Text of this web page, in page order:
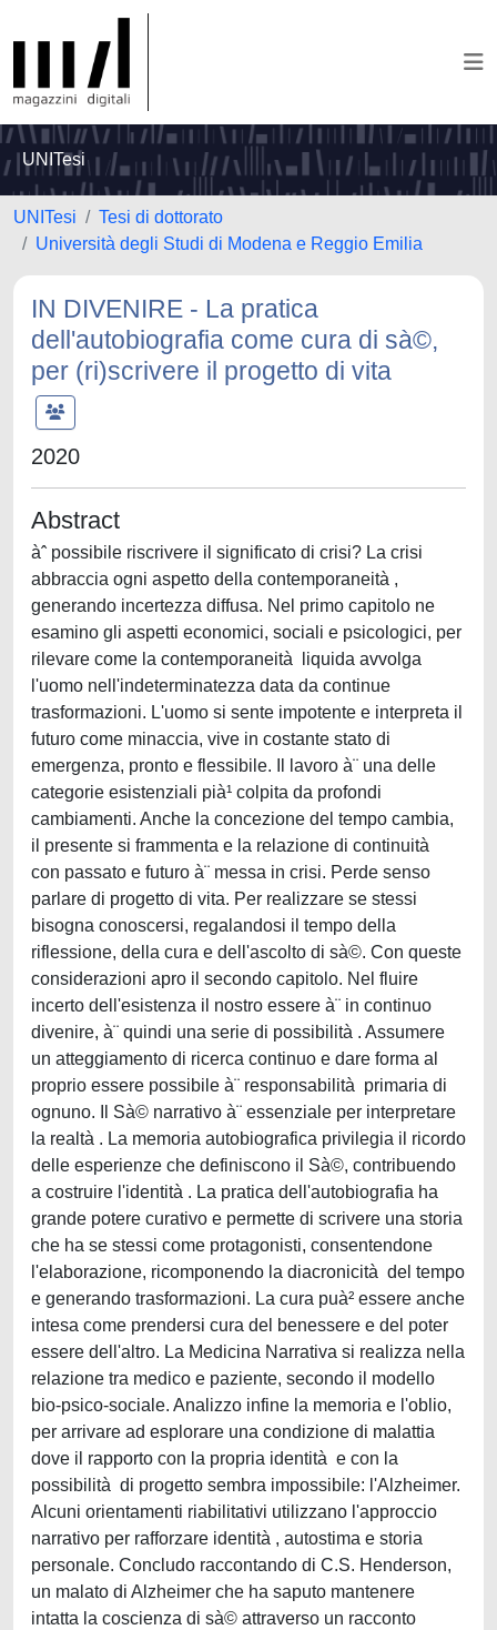
UNITesi
UNITesi
Tesi di dottorato
Università degli Studi di Modena e Reggio Emilia
IN DIVENIRE - La pratica
dell'autobiografia come cura di sà©,
per (ri)scrivere il progetto di vita
2020
Abstract
àˆ possibile riscrivere il significato di crisi? La crisi
abbraccia ogni aspetto della contemporaneità ,
generando incertezza diffusa. Nel primo capitolo ne
esamino gli aspetti economici, sociali e psicologici, per
rilevare come la contemporaneità liquida avvolga
l'uomo nell'indeterminatezza data da continue
trasformazioni. L'uomo si sente impotente e interpreta il
futuro come minaccia, vive in costante stato di
emergenza, pronto e flessibile. Il lavoro à¨ una delle
categorie esistenziali pià¹ colpita da profondi
cambiamenti. Anche la concezione del tempo cambia,
il presente si frammenta e la relazione di continuità
con passato e futuro à¨ messa in crisi. Perde senso
parlare di progetto di vita. Per realizzare se stessi
bisogna conoscersi, regalandosi il tempo della
riflessione, della cura e dell'ascolto di sà©. Con queste
considerazioni apro il secondo capitolo. Nel fluire
incerto dell'esistenza il nostro essere à¨ in continuo
divenire, à¨ quindi una serie di possibilità . Assumere
un atteggiamento di ricerca continuo e dare forma al
proprio essere possibile à¨ responsabilità primaria di
ognuno. Il Sà© narrativo à¨ essenziale per interpretare
la realtà . La memoria autobiografica privilegia il ricordo
delle esperienze che definiscono il Sà©, contribuendo
a costruire l'identità . La pratica dell'autobiografia ha
grande potere curativo e permette di scrivere una storia
che ha se stessi come protagonisti, consentendone
l'elaborazione, ricomponendo la diacronicità del tempo
e generando trasformazioni. La cura puà² essere anche
intesa come prendersi cura del benessere e del poter
essere dell'altro. La Medicina Narrativa si realizza nella
relazione tra medico e paziente, secondo il modello
bio-psico-sociale. Analizzo infine la memoria e l'oblio,
per arrivare ad esplorare una condizione di malattia
dove il rapporto con la propria identità e con la
possibilità di progetto sembra impossibile: l'Alzheimer.
Alcuni orientamenti riabilitativi utilizzano l'approccio
narrativo per rafforzare identità , autostima e storia
personale. Concludo raccontando di C.S. Henderson,
un malato di Alzheimer che ha saputo mantenere
intatta la coscienza di sà© attraverso un racconto